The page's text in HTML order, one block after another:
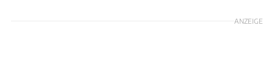
ANZEIGE